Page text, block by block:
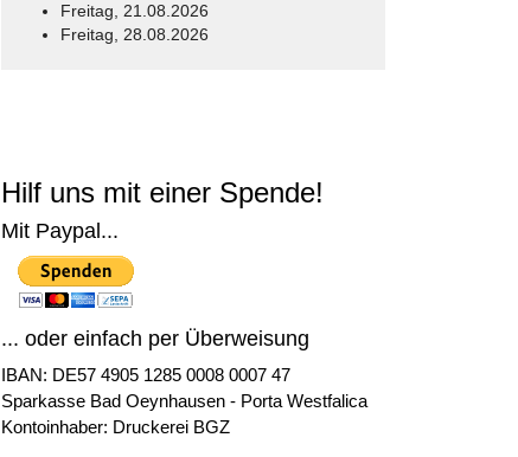
Freitag, 21.08.2026
Freitag, 28.08.2026
Hilf uns mit einer Spende!
Mit Paypal...
... oder einfach per Überweisung
IBAN: DE57 4905 1285 0008 0007 47
Sparkasse Bad Oeynhausen - Porta Westfalica
Kontoinhaber: Druckerei BGZ